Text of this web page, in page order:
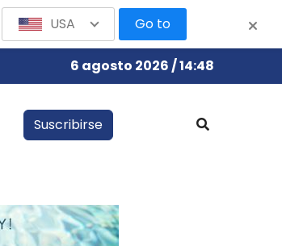
6 agosto 2026 / 14:48
Suscribirse
USA Go to